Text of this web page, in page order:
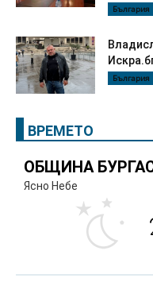
България
България
ВРЕМЕТО
ОБЩИНА
Ясно Небе